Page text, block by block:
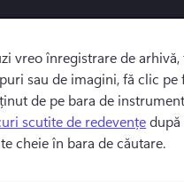
vreo înregistrare de arhivă,
sau de imagini, fă clic pe
de pe bara de
scutite de redevențe
cheie în bara de căutare.